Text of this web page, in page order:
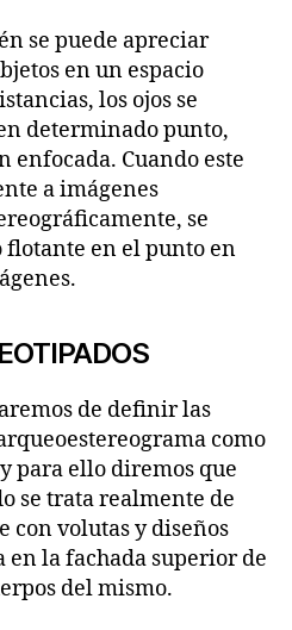
se puede apreciar
en un espacio
los ojos se
determinado punto,
Cuando este
a imágenes
se
flotante en el punto en
de definir las
como
para ello diremos que
se trata realmente de
con volutas y diseños
en la fachada superior de
del mismo.